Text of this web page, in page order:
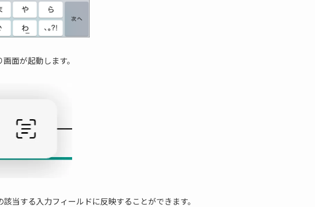
面が起動します。
当する入力フィールドに反映することができます。